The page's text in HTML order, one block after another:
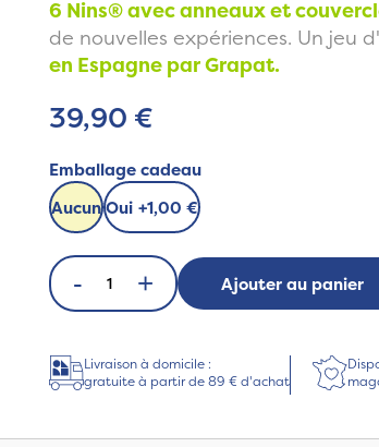
6 Nins® avec anneaux et
de nouvelles expériences. Un jeu
en Espagne par Grapat.
39,90 €
Emballage cadeau
AucunOui +1,00 €
- + Ajouter au panier
Livraison à domicile :
gratuite à partir de 89 € d'achat